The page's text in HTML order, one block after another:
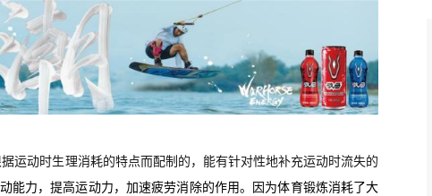
运动时生理消耗的特点而配制的，能有针对性地补充运动时流失的
能力，提高运动力，加速疲劳消除的作用。因为体育锻炼消耗了大